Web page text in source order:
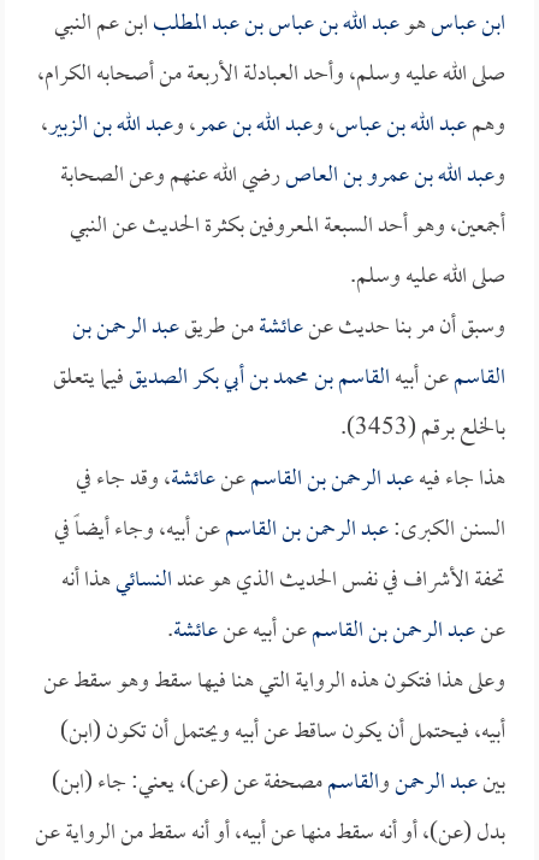
ابن عباسهوعبد الله بن عباس بن عبد المطلبابن عم النبي
صلى الله عليه وسلم، وأحد العبادلة الأربعة من أصحابه الكرام،
وهمعبد الله بن عباس، وعبد الله بن عمر، وعبد الله بن الزبير،
وعبد الله بن عمرو بن العاصرضي الله عنهم وعن الصحابة
أجمعين، وهو أحد السبعة المعروفين بكثرة الحديث عن النبي
صلى الله عليه وسلم.
وسبق أن مر بنا حديث عنعائشةمن طريقعبد الرحمن بن
القاسمعن أبيهالقاسم بن محمد بن أبي بكر الصديقفيما يتعلق
بالخلع برقم (3453).
هذا جاء فيهعبد الرحمن بن القاسمعنعائشة، وقد جاء في
السنن الكبرى:عبد الرحمن بن القاسمعن أبيه، وجاء أيضاً في
تحفة الأشراف في نفس الحديث الذي هو عندالنسائيهذا أنه
عنعبد الرحمن بن القاسمعن أبيه عنعائشة.
وعلى هذا فتكون هذه الرواية التي هنا فيها سقط وهو سقط عن
أبيه، فيحتمل أن يكون ساقط عن أبيه ويحتمل أن تكون (ابن)
بينعبد الرحمنوالقاسممصحفة عن (عن)، يعني: جاء (ابن)
بدل (عن)، أو أنه سقط منها عن أبيه، أو أنه سقط من الرواية عن